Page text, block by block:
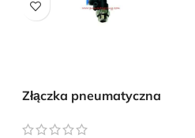
Złączka pneumatyczna
GZ
by Convert Plus